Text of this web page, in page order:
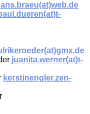
juanita.werner(at)t-
kerstinengler.zen-